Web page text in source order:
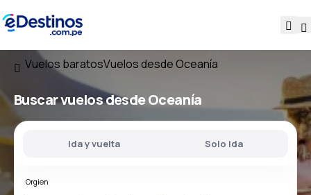
Vuelos baratosVuelos desde Oceanía
Buscar vuelos desde Oceanía
Ida y vuelta Solo ida
Orgien